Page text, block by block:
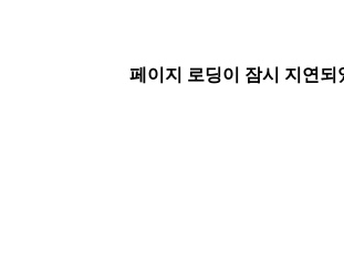
페이지 로딩이 잠시 지연